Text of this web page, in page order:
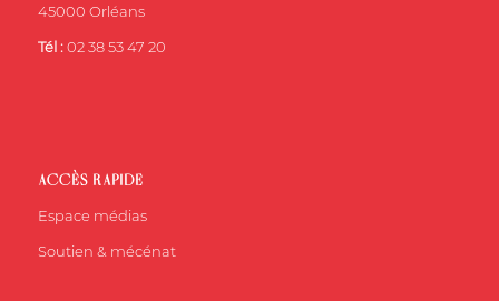
45000 Orléans
Tél : 02 38 53 47 20
ACCÈS RAPIDE
Espace médias
Soutien & mécénat